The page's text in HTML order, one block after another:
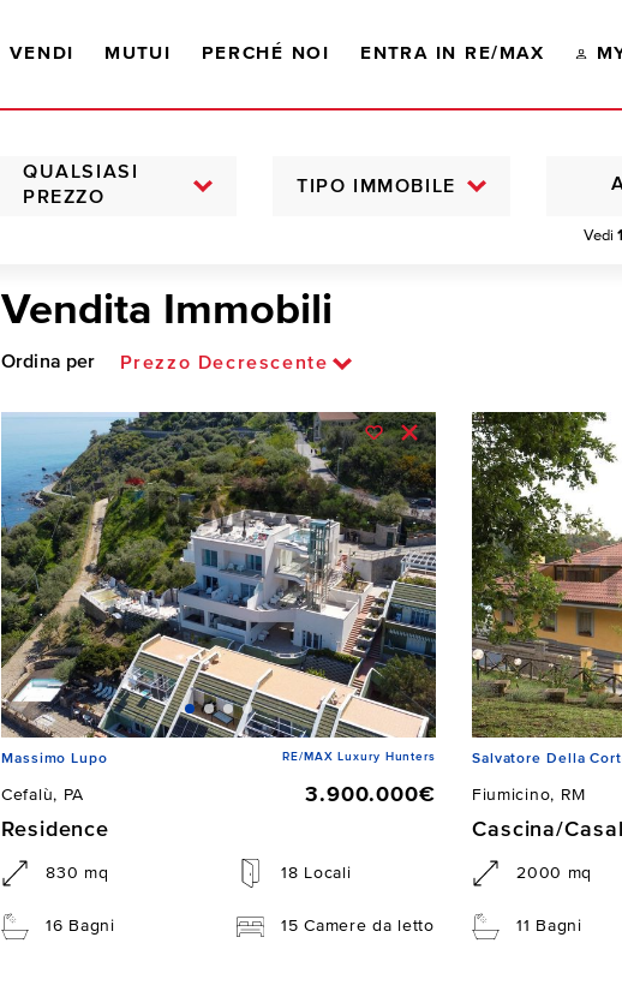
VENDI MUTUI PERCHÉ NOI ENTRA IN RE/MAX
QUALSIASI
PREZZO
TIPO IMMOBILE
Vedi
Vendita Immobili
Ordina per Prezzo Decrescente
Massimo Lupo RE/MAX Luxury Hunters
Cefalù, PA
3.900.000€
Residence
830 mq 18 Locali
16 Bagni 15 Camere da letto
Salvatore Della
Fiumicino, RM
Cascina/
2000 mq
11 Bagni